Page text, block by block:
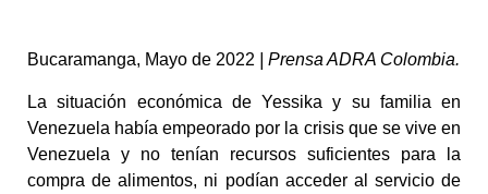
Bucaramanga, Mayo de 2022 | Prensa ADRA Colombia.
La situación económica de Yessika y su familia en
Venezuela había empeorado por la crisis que se vive en
Venezuela y no tenían recursos suficientes para la
compra de alimentos, ni podían acceder al servicio de